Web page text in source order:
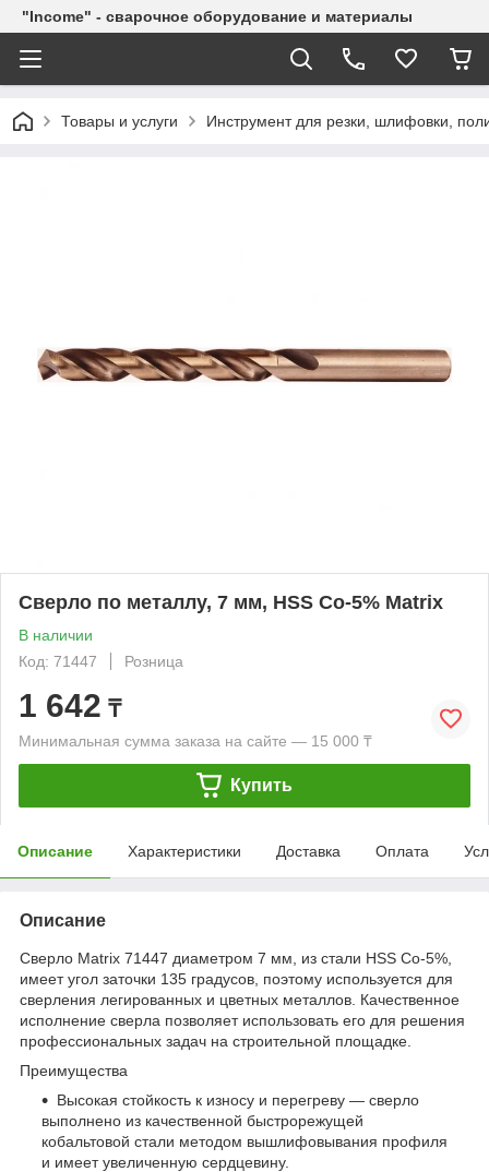
"Income" - сварочное оборудование и материалы
Товары и услуги Инструмент для резки, шлифовки,
Сверло по металлу, 7 мм, HSS Co-5% Matrix
В наличии
Код: 71447
Розница
1 642 ₸
Минимальная сумма заказа на сайте — 15 000 ₸
Купить
Описание Характеристики Доставка Оплата
Описание
Сверло Matrix 71447 диаметром 7 мм, из стали HSS Co-5%,
имеет угол заточки 135 градусов, поэтому используется для
сверления легированных и цветных металлов. Качественное
исполнение сверла позволяет использовать его для решения
профессиональных задач на строительной площадке.
Преимущества
Высокая стойкость к износу и перегреву — сверло
выполнено из качественной быстрорежущей
кобальтовой стали методом вышлифовывания профиля
и имеет увеличенную сердцевину.